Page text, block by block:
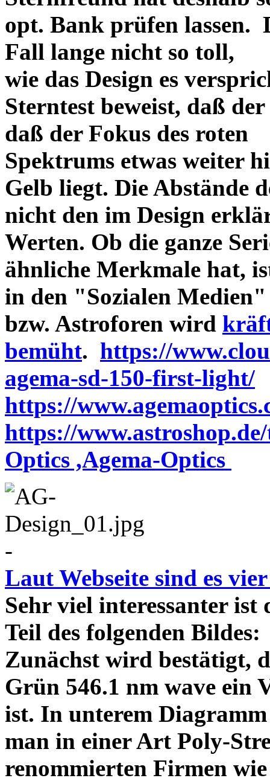
opt. Bank prüfen lassen.
Fall lange nicht so toll,
wie das Design es
Sterntest beweist, daß
daß der Fokus des roten
Spektrums etwas weiter
Gelb liegt. Die Abstände
nicht den im Design
Werten. Ob die ganze
ähnliche Merkmale hat,
in den "Sozialen Medien"
bzw. Astroforen wird
bemüht. https://
agema-sd-150-first-light/
https://
https://
Optics ,Agema-Optics
-
Laut Webseite sind es
Sehr viel interessanter
Teil des folgenden
Zunächst wird bestätigt,
Grün 546.1 nm wave ein
ist. In unterem
man in einer Art Poly-
renommierten Firmen